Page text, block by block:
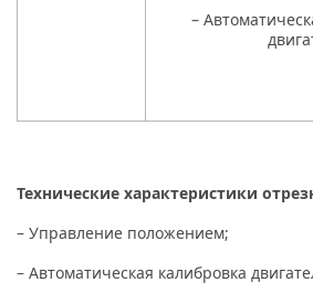
–
Технические характеристики
– Управление положением;
– Автоматическая калибровка